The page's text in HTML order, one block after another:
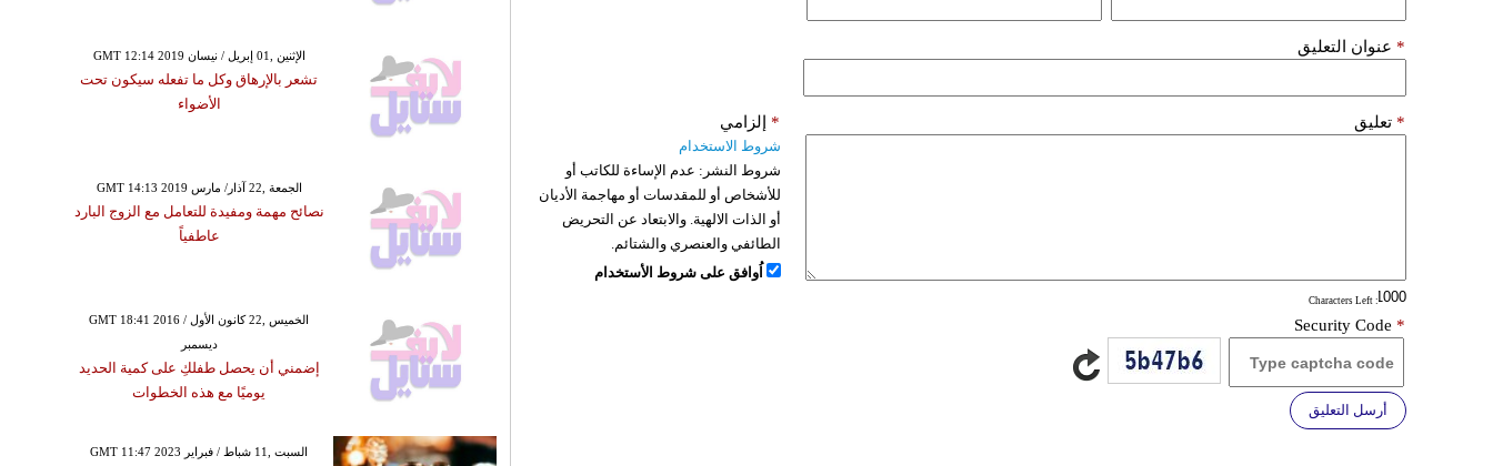
عنوان التعليق *
تعليق *
: Characters Left
إلزامي *
شروط الاستخدام
شروط النشر: عدم الإساءة للكاتب أو
للأشخاص أو للمقدسات أو مهاجمة الأديان
أو الذات الالهية. والابتعاد عن التحريض
الطائفي والعنصري والشتائم.
اُوافق على شروط الأستخدام
Security Code *
أرسل التعليق
GMT 12:14 2019 الإثنين ,01 إبريل / نيسان
تشعر بالإرهاق وكل ما تفعله سيكون تحت
الأضواء
GMT 14:13 2019 الجمعة ,22 آذار/ مارس
نصائح مهمة ومفيدة للتعامل مع الزوج البارد
عاطفياً
GMT 18:41 2016 الخميس ,22 كانون الأول /
ديسمبر
إضمني أن يحصل طفلكِ على كمية الحديد
يوميًا مع هذه الخطوات
GMT 11:47 2023 السبت ,11 شباط / فبراير